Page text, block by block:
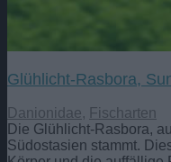
Glühlicht-Rasbora,
Danionidae, Fischarten
Die Glühlicht-Rasbora,
Südostasien stammt.